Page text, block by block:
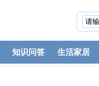
知识问答 生活家居